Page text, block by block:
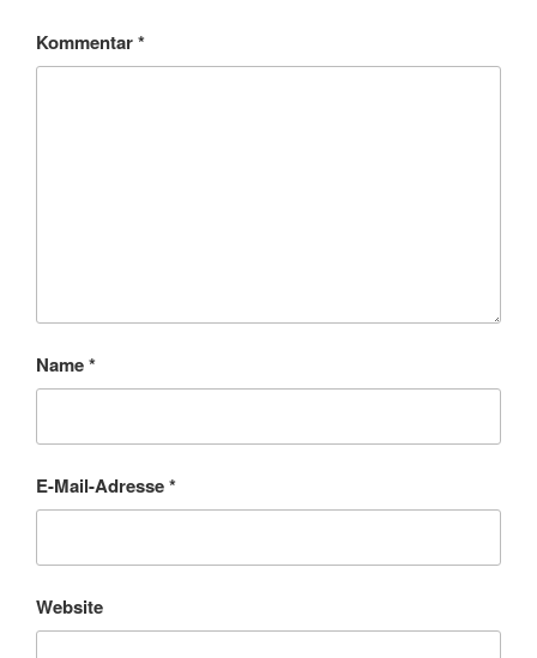
Kommentar*
Name*
E-Mail-Adresse*
Website